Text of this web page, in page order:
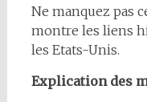
Ne manquez pas
montre les liens
les Etats-Unis.
Explication des